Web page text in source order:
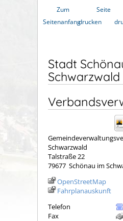
Zum
Seitenanfang
Seite
drucken
Stadt
Schwarzwald
Schwarzwald
Talstraße 22
79677 Schönau im
OpenStreetMap
Fahrplanauskunft
Telefon
Fax